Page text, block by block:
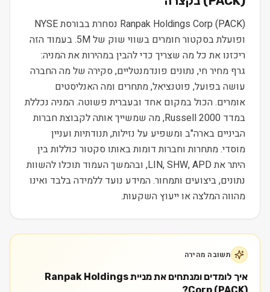
Ranpak Holdings Corp (PACK) נסחרת בבורסת NYSE
ופועלת בסקטור חומרים בשווי שוק של 5M. בעמוד הזה
ריכזנו את כל מה שצריך כדי להבין במהירות את המניה:
גרף מחיר חי, נתונים פונדמנטליים, סקירה של מה החברה
עושה בפועל, פוטנציאל, מתחרים ומה האנליסטים
אומרים. הכול במקום אחד ובעברית פשוטה. המניה נכללת
במדד Russell 2000, מה שמשייך אותה לקבוצת חברות
הביניים בארה"ב ומשפיע על נזילות, תנודתיות ועניין
מוסדי. מתחרות וחברות דומות באותו סקטור כוללות בין
היתר את LIN, SHW, APD, ובהמשך העמוד תוכלו להשוות
נתונים, ביצועים ותמחור. המידע נועד ללמידה בלבד ואינו
מהווה המלצה או ייעוץ השקעות.
תשובה מהירה
איך לומדים ומנתחים את מניית Ranpak Holdings